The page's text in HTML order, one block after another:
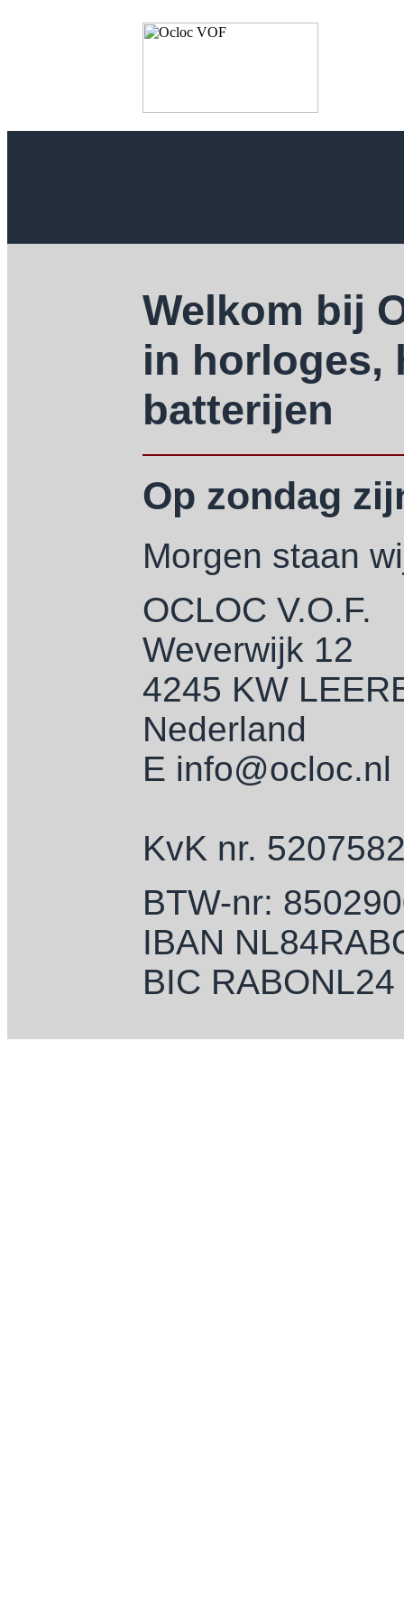
Welkom bij
in horloges,
batterijen
Op zondag
Morgen staan
OCLOC V.O.F.
Weverwijk 12
4245 KW
Nederland
E info@ocloc.nl
KvK nr.
BTW-nr:
IBAN
BIC RABONL24